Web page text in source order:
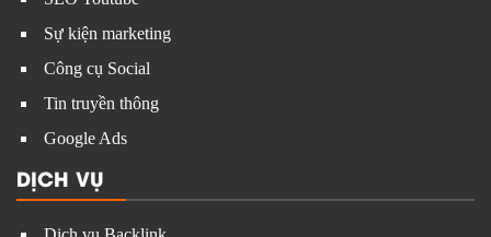
Sự kiện marketing
Công cụ Social
Tin truyền thông
Google Ads
DỊCH VỤ